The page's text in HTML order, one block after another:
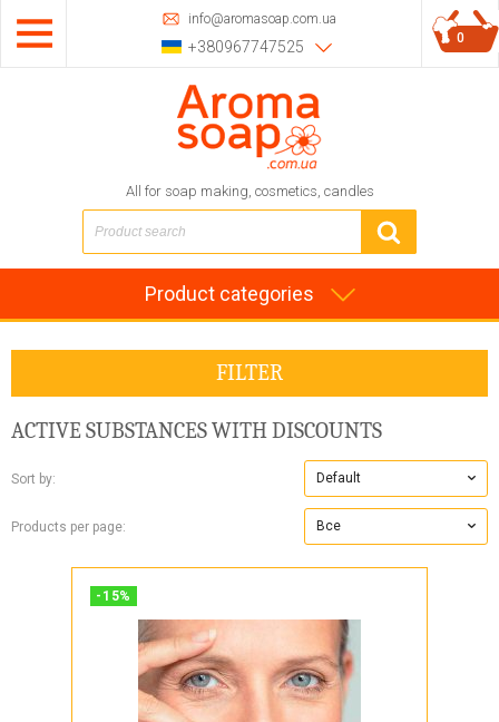
info@aromasoap.com.ua
+380967747525
All for soap making, cosmetics, candles
0
Product categories
FILTER
ACTIVE SUBSTANCESWITH DISCOUNTS
Sort by: Default
Products per page: Все
- 15%